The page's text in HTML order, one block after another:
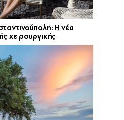
Η νέα
χειρουργικής